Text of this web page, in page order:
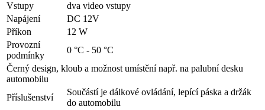
Vstupy
dva video vstupy
Napájení
DC 12V
Příkon
12 W
Provozní
podmínky
0 °C - 50 °C
Černý design, kloub a možnost umístění např. na palubní desku
automobilu
Příslušenství
Součástí je dálkové ovládání, lepící páska a držák
do automobilu